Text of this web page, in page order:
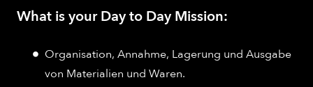
What is your Day to Day Mission:
Organisation, Annahme, Lagerung und Ausgabe
von Materialien und Waren.